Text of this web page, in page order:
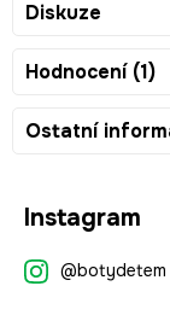
Diskuze
Hodnocení (1)
Ostatní
Instagram
@botydetem